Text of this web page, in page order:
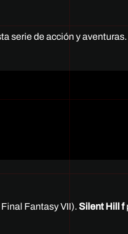
serie de acción y aventuras.
Final Fantasy VII).Silent Hill f